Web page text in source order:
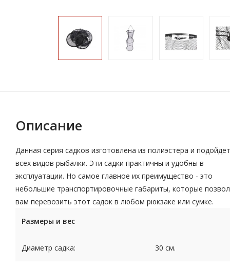
Описание
Данная серия садков изготовлена из полиэстера и
всех видов рыбалки. Эти садки практичны и удобны в
эксплуатации. Но самое главное их преимущество - это
небольшие транспортировочные габариты, которые
вам перевозить этот садок в любом рюкзаке или сумке.
Размеры и вес
Диаметр садка: 30 см.